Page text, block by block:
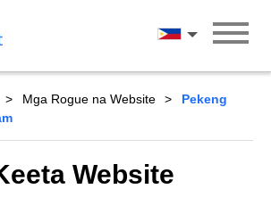
Wikang Filipino
Mga Rogue na Website
Pekeng
Website